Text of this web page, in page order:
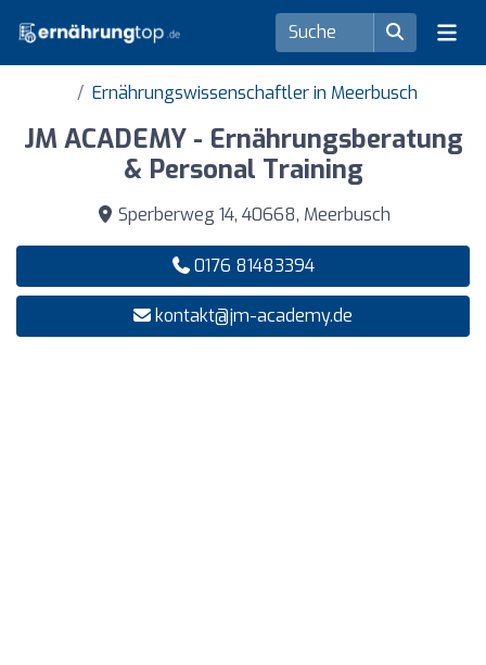
Ernährungswissenschaftler in Meerbusch
JM ACADEMY - Ernährungsberatung
& Personal Training
Sperberweg 14, 40668, Meerbusch
0176 81483394
kontakt@jm-academy.de